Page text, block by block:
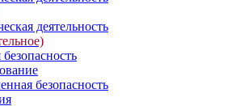
деятельность
безопасность